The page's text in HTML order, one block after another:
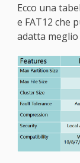
Ecco una
e FAT12 che
adatta